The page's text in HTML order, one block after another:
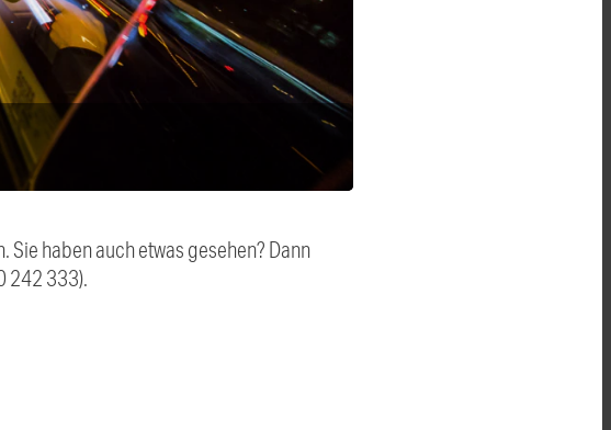
haben auch etwas gesehen? Dann
242 333).